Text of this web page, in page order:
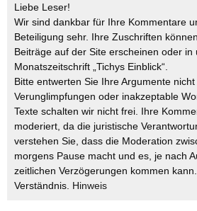
Liebe Leser!
Wir sind dankbar für Ihre Kommentare
Beteiligung sehr. Ihre Zuschriften
Beiträge auf der Site erscheinen oder in
Monatszeitschrift „Tichys Einblick“.
Bitte entwerten Sie Ihre Argumente
Verunglimpfungen oder inakzeptable
Texte schalten wir nicht frei. Ihre
moderiert, da die juristische
verstehen Sie, dass die Moderation
morgens Pause macht und es, je nach
zeitlichen Verzögerungen kommen
Verständnis. Hinweis